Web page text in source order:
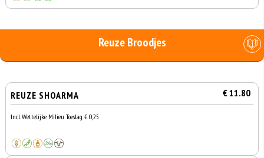
Reuze Broodjes
REUZE SHOARMA € 11.80
Incl. Wettelijke Milieu Toeslag € 0,25